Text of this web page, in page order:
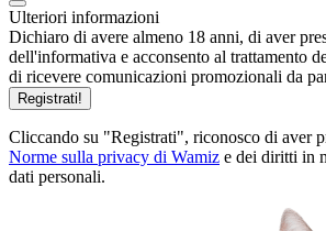
Ulteriori informazioni
Dichiaro di avere almeno 18 anni, di aver
dell'informativa e acconsento al trattamento
di ricevere comunicazioni promozionali da
Registrati!
Cliccando su "Registrati", riconosco di aver
Norme sulla privacy di Wamiz e dei diritti in
dati personali.